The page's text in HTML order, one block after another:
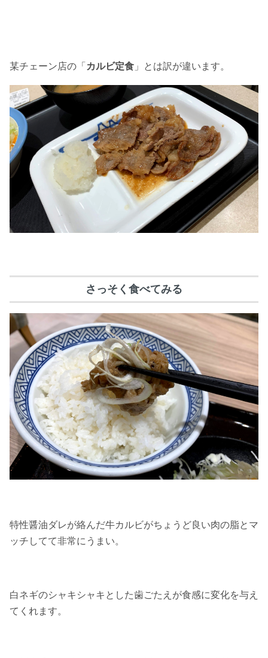
某チェーン店の「 カルビ定食 」とは訳が違います。
さっそく食べてみる
特性醤油ダレが絡んだ牛カルビがちょうど良い肉の脂とマ
ッチしてて非常にうまい。
白ネギのシャキシャキとした歯ごたえが食感に変化を与え
てくれます。